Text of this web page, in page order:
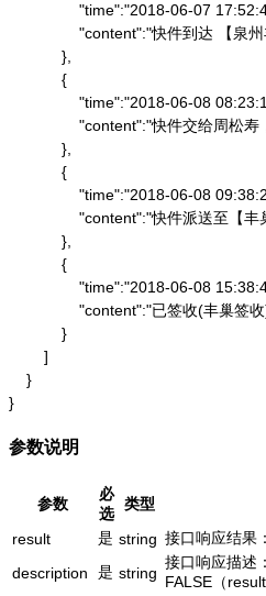
"time":"2018-06-07
"content":"快件到达 【
            },
            {
"time":"2018-06-08
"content":"快件交给
            },
            {
"time":"2018-06-08
"content":"快件派送
            },
            {
"time":"2018-06-08
"content":"已签收(丰
            }
        ]
    }
}
参数说明
参数
必
选
类型
result
是 string 接口响应结果
description
是 string
接口响应描述
FALSE（